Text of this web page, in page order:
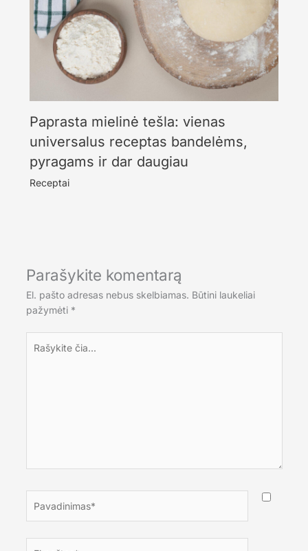
Paprasta mielinė tešla: vienas
universalus receptas bandelėms,
pyragams ir dar daugiau
Receptai
Parašykite komentarą
El. pašto adresas nebus skelbiamas. Būtini laukeliai
pažymėti *
čia...